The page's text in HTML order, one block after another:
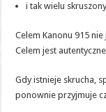
i tak wielu
Celem Kanonu 915
Celem jest
Gdy istnieje skrucha,
ponownie przyjmuje